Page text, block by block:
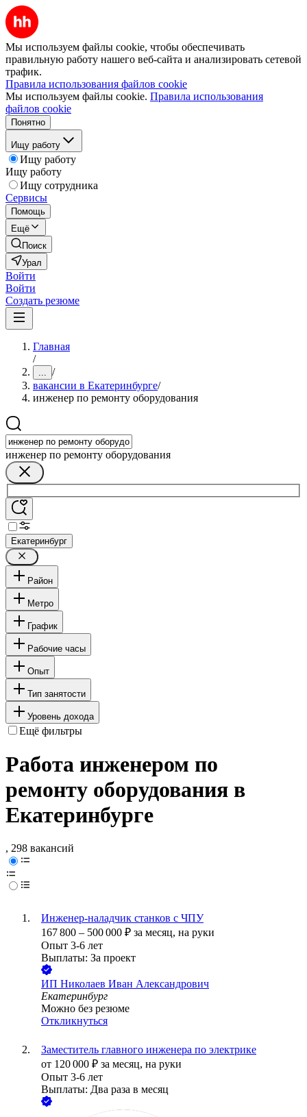
Мы используем файлы cookie, чтобы обеспечивать
правильную работу нашего веб-сайта и анализировать сетевой
трафик.
Правила использования файлов cookie
Мы используем файлы cookie. Правила использования
файлов cookie
Понятно
Ищу работу
Ищу работу
Ищу работу
Ищу сотрудника
Сервисы
Помощь
Ещё
Поиск
Урал
Войти
Войти
Создать резюме
Главная
/
... /
вакансии в Екатеринбурге/
инженер по ремонту оборудования
инженер по ремонту оборудования
Екатеринбург
Район
Метро
График
Рабочие часы
Опыт
Тип занятости
Уровень дохода
Ещё фильтры
Работа инженером по
ремонту оборудования в
Екатеринбурге
, 298 вакансий
Инженер-наладчик станков с ЧПУ
167 800 – 500 000 ₽ за месяц, на руки
Опыт 3-6 лет
Выплаты: За проект
ИП Николаев Иван Александрович
Екатеринбург
Можно без резюме
Откликнуться
Заместитель главного инженера по электрике
от 120 000 ₽ за месяц, на руки
Опыт 3-6 лет
Выплаты: Два раза в месяц